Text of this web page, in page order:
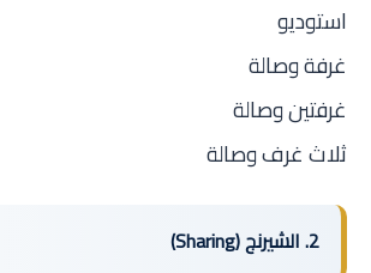
استوديو
غرفة وصالة
غرفتين وصالة
ثلاث غرف وصالة
2. الشيرنج (Sharing)